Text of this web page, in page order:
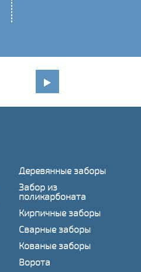
Деревянные заборы
Забор из
поликарбоната
Кирпичные заборы
Сварные заборы
Кованые заборы
Ворота